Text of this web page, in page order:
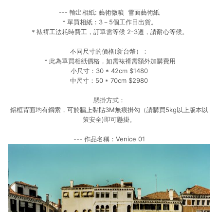
--- 輸出相紙: 藝術微噴 雪面藝術紙
＊單買相紙：3－5個工作日出貨。
＊裱褙工法耗時費工，訂單需等候 2-3週，請耐心等候。
不同尺寸的價格(新台幣）：
＊此為單買相紙價格，如需裱褙需額外加購費用
小尺寸：30 * 42cm $1480
中尺寸：50 * 70cm $2980
懸掛方式：
鋁框背面均有鋼索，可於牆上黏貼3M無痕掛勾（請購買5kg以上版本以
策安全)即可懸掛。
--- 作品名稱：Venice 01